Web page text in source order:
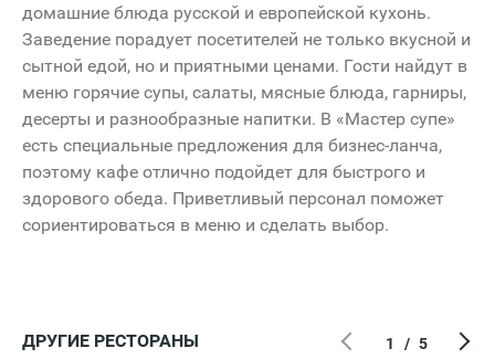
домашние блюда русской и европейской кухонь.
Заведение порадует посетителей не только вкусной и
сытной едой, но и приятными ценами. Гости найдут в
меню горячие супы, салаты, мясные блюда, гарниры,
десерты и разнообразные напитки. В «Мастер супе»
есть специальные предложения для бизнес-ланча,
поэтому кафе отлично подойдет для быстрого и
здорового обеда. Приветливый персонал поможет
сориентироваться в меню и сделать выбор.
ДРУГИЕ РЕСТОРАНЫ 1 / 5